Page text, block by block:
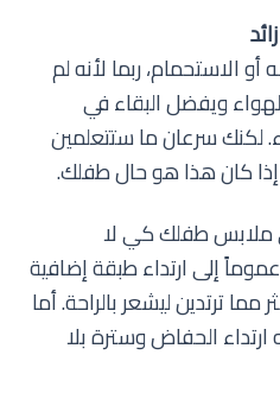
الاستحمام، ربما لأنه لم
ويفضل البقاء في
لكنك سرعان ما ستتعلمين
كان هذا هو حال طفلك.
ملابس طفلك كي لا
إلى ارتداء طبقة إضافية
ترتدين ليشعر بالراحة. أما
ارتداء الحفاض وسترة بلا